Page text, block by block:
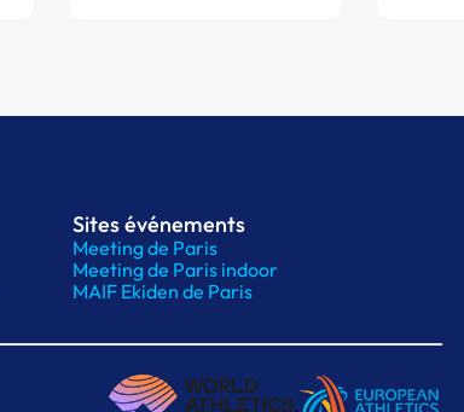
Sites événements
Meeting de Paris
Meeting de Paris indoor
MAIF Ekiden de Paris